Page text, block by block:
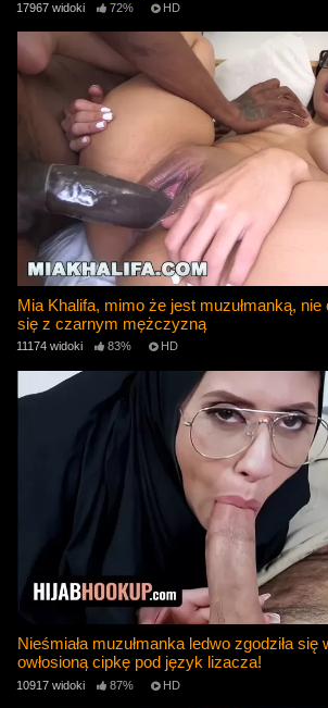
17967 widoki 72% HD
Mia Khalifa, mimo że jest muzułmanką,
się z czarnym mężczyzną
11174 widoki 83% HD
Nieśmiała muzułmanka ledwo zgodziła się
owłosioną cipkę pod język lizacza!
10917 widoki 87% HD